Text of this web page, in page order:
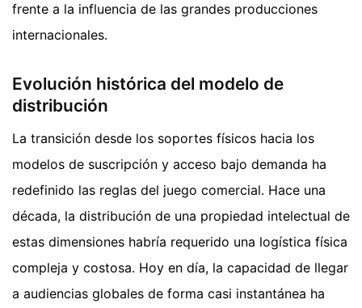
frente a la influencia de las grandes producciones
internacionales.
Evolución histórica del modelo de
distribución
La transición desde los soportes físicos hacia los
modelos de suscripción y acceso bajo demanda ha
redefinido las reglas del juego comercial. Hace una
década, la distribución de una propiedad intelectual de
estas dimensiones habría requerido una logística física
compleja y costosa. Hoy en día, la capacidad de llegar
a audiencias globales de forma casi instantánea ha